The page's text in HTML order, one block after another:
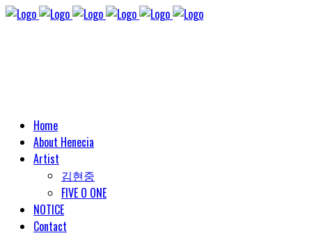
Home
About Henecia
Artist
김현중
FIVE O ONE
NOTICE
Contact